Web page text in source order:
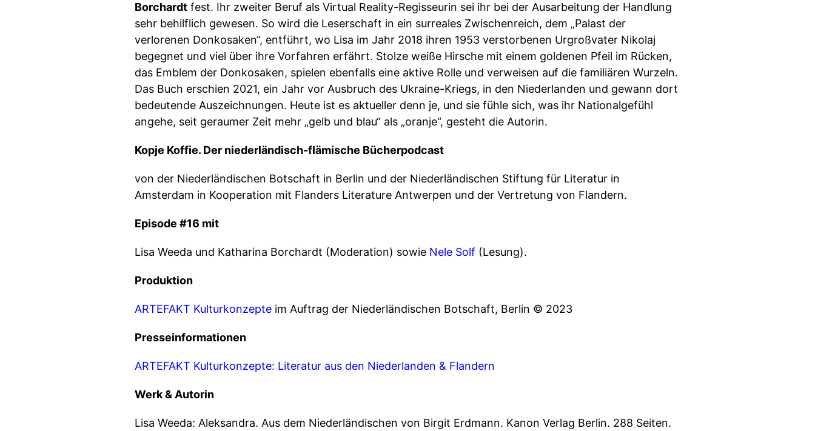
Borchardt fest. Ihr zweiter Beruf als Virtual Reality-Regisseurin sei ihr bei der Ausarbeitung der Handlung
sehr behilflich gewesen. So wird die Leserschaft in ein surreales Zwischenreich, dem „Palast der
verlorenen Donkosaken“, entführt, wo Lisa im Jahr 2018 ihren 1953 verstorbenen Urgroßvater Nikolaj
begegnet und viel über ihre Vorfahren erfährt. Stolze weiße Hirsche mit einem goldenen Pfeil im Rücken,
das Emblem der Donkosaken, spielen ebenfalls eine aktive Rolle und verweisen auf die familiären Wurzeln.
Das Buch erschien 2021, ein Jahr vor Ausbruch des Ukraine-Kriegs, in den Niederlanden und gewann dort
bedeutende Auszeichnungen. Heute ist es aktueller denn je, und sie fühle sich, was ihr Nationalgefühl
angehe, seit geraumer Zeit mehr „gelb und blau“ als „oranje“, gesteht die Autorin.
Kopje Koffie. Der niederländisch-flämische Bücherpodcast
von der Niederländischen Botschaft in Berlin und der Niederländischen Stiftung für Literatur in
Amsterdam in Kooperation mit Flanders Literature Antwerpen und der Vertretung von Flandern.
Episode #16 mit
Lisa Weeda und Katharina Borchardt (Moderation) sowie Nele Solf (Lesung).
Produktion
ARTEFAKT Kulturkonzepte im Auftrag der Niederländischen Botschaft, Berlin © 2023
Presseinformationen
ARTEFAKT Kulturkonzepte: Literatur aus den Niederlanden & Flandern
Werk & Autorin
Lisa Weeda: Aleksandra. Aus dem Niederländischen von Birgit Erdmann. Kanon Verlag Berlin. 288 Seiten.